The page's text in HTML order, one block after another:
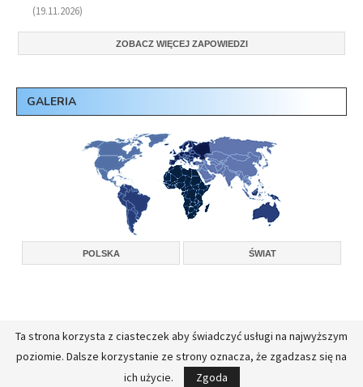
(19.11.2026)
ZOBACZ WIĘCEJ ZAPOWIEDZI
GALERIA
POLSKA ŚWIAT
Copyright © 2026, Konferencja Wyższych Przełożonych Zakonów Męskich w
Polsce.
FullStackAdmin - opieka administracyjna nad serwerami
Ta strona korzysta z ciasteczek aby świadczyć usługi na najwyższym
poziomie. Dalsze korzystanie ze strony oznacza, że zgadzasz się na
ich użycie.
Zgoda